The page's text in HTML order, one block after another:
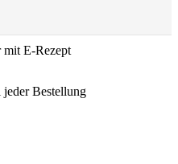
mit E-Rezept
jeder Bestellung